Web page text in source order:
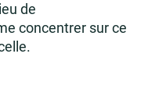
de
concentrer sur ce